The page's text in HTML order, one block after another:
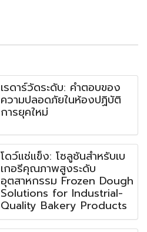
เรดาร์วัดระดับ: คำตอบของ
ความปลอดภัยในห้องปฏิบัติ
การยุคใหม่
โดว์แช่แข็ง: โซลูชันสำหรับเบ
เกอรีคุณภาพสูงระดับ
อุตสาหกรรม Frozen Dough
Solutions for Industrial-
Quality Bakery Products